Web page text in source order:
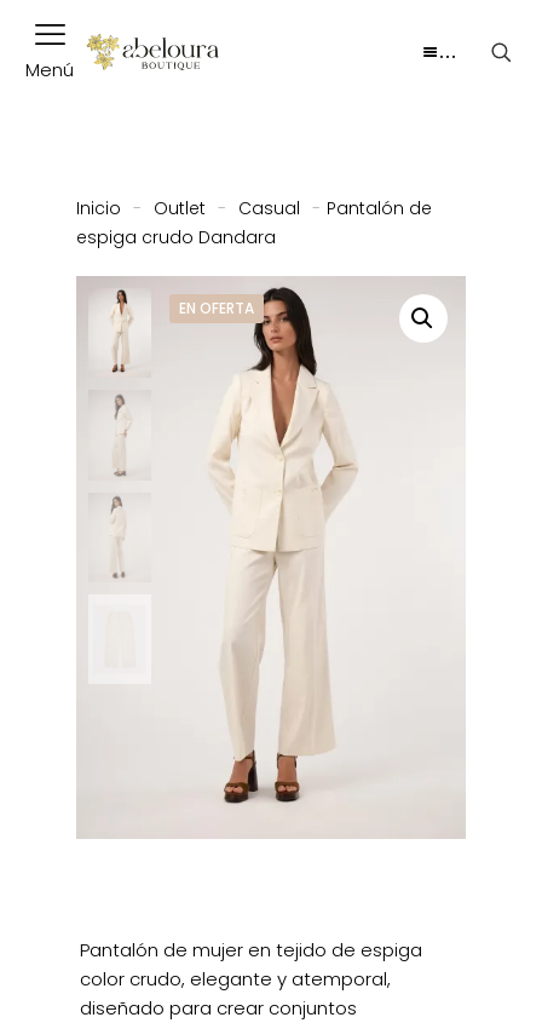
Menú
…
Inicio - Outlet - Casual - Pantalón de
espiga crudo Dandara
EN OFERTA
Pantalón de mujer en tejido de espiga
color crudo, elegante y atemporal,
diseñado para crear conjuntos